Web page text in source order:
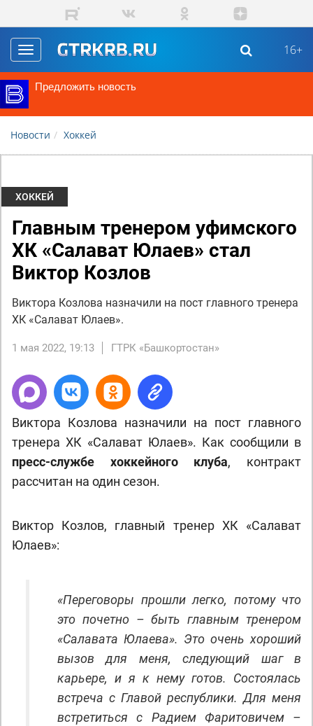
Перейти к основному содержанию
Toggle
navigation
16+
Предложить новость
Новости Хоккей
ХОККЕЙ
Главным тренером уфимского
ХК «Салават Юлаев» стал
Виктор Козлов
Виктора Козлова назначили на пост главного тренера
ХК «Салават Юлаев».
1 мая 2022, 19:13 ГТРК «Башкортостан»
Виктора Козлова назначили на пост главного
тренера ХК «Салават Юлаев». Как сообщили в
пресс-службе хоккейного клуба, контракт
рассчитан на один сезон.
Виктор Козлов, главный тренер ХК «Салават
Юлаев»:
«Переговоры прошли легко, потому что
это почетно – быть главным тренером
«Салавата Юлаева». Это очень хороший
вызов для меня, следующий шаг в
карьере, и я к нему готов. Состоялась
встреча с Главой республики. Для меня
встретиться с Радием Фаритовичем –